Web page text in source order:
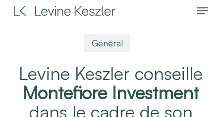
Skip
Menu
Général
Levine Keszler conseille
Montefiore Investment
dans le cadre de son